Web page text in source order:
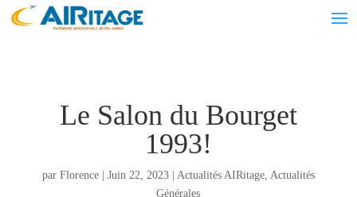
Le Salon du Bourget
1993!
par Florence| Juin 22, 2023| Actualités AIRitage, Actualités
Générales